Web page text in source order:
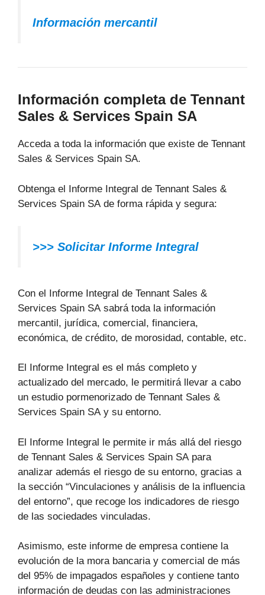
Información mercantil
Información completa de Tennant
Sales & Services Spain SA
Acceda a toda la información que existe de Tennant
Sales & Services Spain SA.
Obtenga el Informe Integral de Tennant Sales &
Services Spain SA de forma rápida y segura:
>>> Solicitar Informe Integral
Con el Informe Integral de Tennant Sales &
Services Spain SA sabrá toda la información
mercantil, jurídica, comercial, financiera,
económica, de crédito, de morosidad, contable, etc.
El Informe Integral es el más completo y
actualizado del mercado, le permitirá llevar a cabo
un estudio pormenorizado de Tennant Sales &
Services Spain SA y su entorno.
El Informe Integral le permite ir más allá del riesgo
de Tennant Sales & Services Spain SA para
analizar además el riesgo de su entorno, gracias a
la sección “Vinculaciones y análisis de la influencia
del entorno”, que recoge los indicadores de riesgo
de las sociedades vinculadas.
Asimismo, este informe de empresa contiene la
evolución de la mora bancaria y comercial de más
del 95% de impagados españoles y contiene tanto
información de deudas con las administraciones